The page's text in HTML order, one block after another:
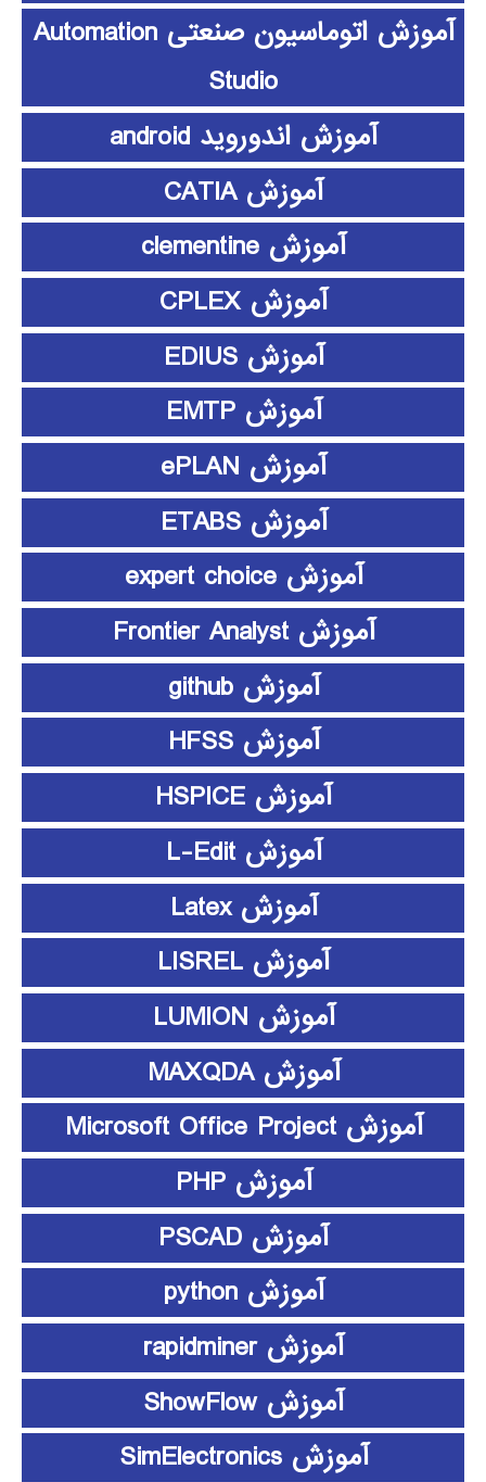
آموزش اتوماسیون صنعتی Automation
Studio
آموزش اندوروید android
آموزش CATIA
آموزش clementine
آموزش CPLEX
آموزش EDIUS
آموزش EMTP
آموزش ePLAN
آموزش ETABS
آموزش expert choice
آموزش Frontier Analyst
آموزش github
آموزش HFSS
آموزش HSPICE
آموزش L-Edit
آموزش Latex
آموزش LISREL
آموزش LUMION
آموزش MAXQDA
آموزش Microsoft Office Project
آموزش PHP
آموزش PSCAD
آموزش python
آموزش rapidminer
آموزش ShowFlow
آموزش SimElectronics